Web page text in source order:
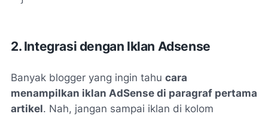
2. Integrasi dengan Iklan Adsense
Banyak blogger yang ingin tahu cara
menampilkan iklan AdSense di paragraf pertama
artikel. Nah, jangan sampai iklan di kolom